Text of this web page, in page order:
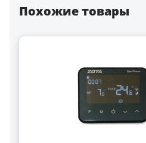
Похожие товары